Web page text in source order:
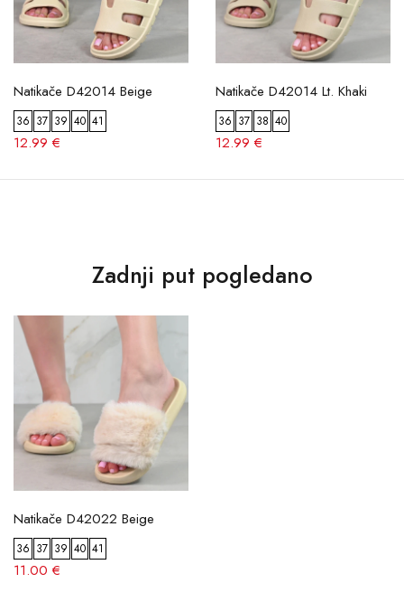
Natikače D42014 Beige
36 37 39 40 41
12.99 €
Natikače D42014 Lt. Khaki
36 37 38 40
12.99 €
Zadnji put pogledano
Natikače D42022 Beige
36 37 39 40 41
11.00 €